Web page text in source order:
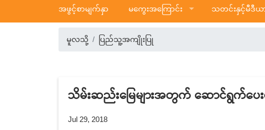
အဖွင့်စာမျက်နှာ မကွေးအကြောင်း သတင်းနှင့်မီဒီယာ
မူလသို့ ပြည်သူ့အကျိုးပြု
သိမ်းဆည်းမြေများအတွက် ဆောင်ရွက်ပေးပ
Jul 29, 2018